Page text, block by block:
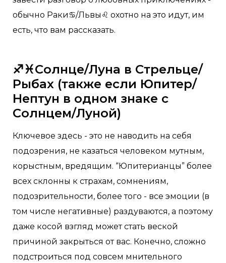
обычно Раки♋/Львы♌ охотно на это идут, им
есть, что вам рассказать.
♐♓Солнце/Луна в Стрельце/
Рыбах (также если Юпитер/
Нептун в одном знаке с
Солнцем/Луной)
Ключевое здесь - это не наводить на себя
подозрения, не казаться человеком мутным,
корыстным, вредящим. “Юпитерианцы” более
всех склонны к страхам, сомнениям,
подозрительности, более того - все эмоции (в
том числе негативные) раздуваются, а поэтому
даже косой взгляд может стать веской
причиной закрыться от вас. Конечно, сложно
подстроиться под совсем мнительного